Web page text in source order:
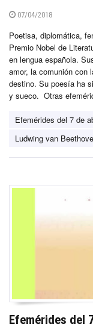
07/04/2018
Poetisa, diplomática,
Premio Nobel de
en lengua española.
amor, la comunión con
destino. Su poesía ha
y sueco. Otras
Efemérides del 7 de
Ludwing van
Efemérides del